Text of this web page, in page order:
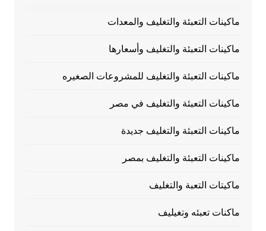
ماكينات التعبئة والتغليف والمعدات
ماكينات التعبئة والتغليف وأسعارها
ماكينات التعبئة والتغليف للمشروعات الصغيره
ماكينات التعبئة والتغليف في مصر
ماكينات التعبئة والتغليف جديدة
ماكينات التعبئة والتغليف بمصر
ماكيتات التعبة والتغليف
ماكنات تعبئه وتغيليف